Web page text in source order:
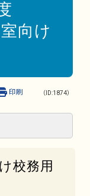
向け
（ID:1874）
印刷
校務用